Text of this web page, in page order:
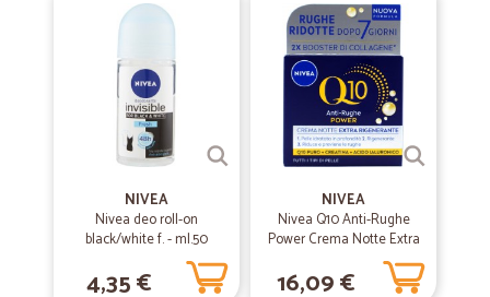
Matteo G.
Preciso e puntuale
Preciso e puntuale
15/11/2019
—Giuseppina L.
Cercavo da tanto queste caramelle
Cercavo da tanto queste caramelle. I prezzi sono ottimi, forse le
spese di spedizione sono un pò alte, ma tutto sommato ok.
NIVEA
Nivea deo roll-on
black/white f. - ml.50
4,35 €
NIVEA
Nivea Q10 Anti-Rughe
Power Crema Notte Extra
Rigenerante Tutti i Tipi di
Pelle 50 ml
16,09 €